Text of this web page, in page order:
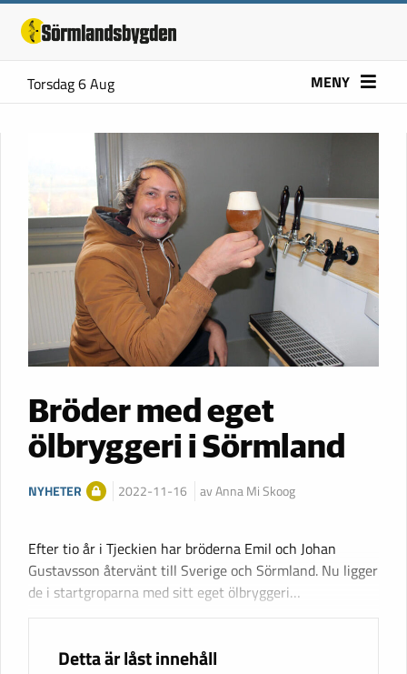
Torsdag 6 Aug MENY
Bröder med eget
ölbryggeri i Sörmland
NYHETER 2022-11-16 av Anna Mi Skoog
Efter tio år i Tjeckien har bröderna Emil och Johan
Gustavsson återvänt till Sverige och Sörmland. Nu ligger
de i startgroparna med sitt eget ölbryggeri…
Detta är låst innehåll